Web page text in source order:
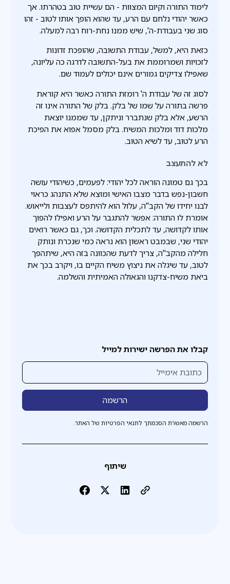
קבלו את הפרשה ישירות למייל
הרשמה מאשרת הסכמתך לתנאי הפרטיות של האתר.
שיתוף
לימוד התורה וקיום המצוות - הם עשיית טוב בטהרתו. אך
כאשר יהודי נלחם עם הרע, עד שהוא הופך אותו לטוב - זהו
סוג שני בעבודת-ה', שיש ממנו נחת-רוח רבה למעלה.
כזאת היא, למשל, עבודת התשובה, שהופכת זדונות
לזכויות ושמרוממת את בעל-התשובה לדרגה כה עליונה,
שאפילו צדיקים גמורים אינם יכולים לעמוד שם.
לסוג זה של עבודת ה' רומזת התורה כאשר היא קוראת
פרשה בתורה על שמו של בלק. בלק של התורה אינו זה
הרשע, אלא בלק שנתברר וניתקן, עד שממנו יוצאת
מלכות דוד ומלכות המשיח. בלק מסמל אפוא את הפיכת
הרע לטוב, עד לשיא הטוב.
לא להתעצב
בכך גם טמונה הוראה לכל יהודי: לפעמים, כשיהודי עושה
חשבון-נפש בדבר מצבו האישי ומוצא שלא התנהג כראוי
לבנו יחידו של הקב"ה, עלול הוא להיתפס לעצבות ולייאוש.
אומרת לו התורה: אפשר להתגבר על הרע ואפילו להפוך
אותו לקדושה, עד לתכלית הקדושה. וכך, גם כאשר רואים
יהודי שני, שבמבט ראשון הוא נראה כמי שנכרת ונותק
חלילה מהקב"ה, צריך לדעת שהכוונה בזה היא, שיתהפך
לטוב, עד שיגלה את ניצוץ משיח הקיים בו, ויקרב בכך את
ביאת משיח-צדקנו והגאולה האמיתית והשלמה.